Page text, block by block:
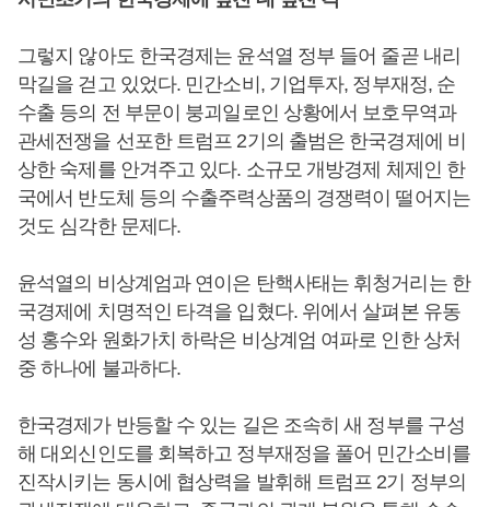
그렇지 않아도 한국경제는 윤석열 정부 들어 줄곧 내리
막길을 걷고 있었다. 민간소비, 기업투자, 정부재정, 순
수출 등의 전 부문이 붕괴일로인 상황에서 보호무역과
관세전쟁을 선포한 트럼프 2기의 출범은 한국경제에 비
상한 숙제를 안겨주고 있다. 소규모 개방경제 체제인 한
국에서 반도체 등의 수출주력상품의 경쟁력이 떨어지는
것도 심각한 문제다.
윤석열의 비상계엄과 연이은 탄핵사태는 휘청거리는 한
국경제에 치명적인 타격을 입혔다. 위에서 살펴본 유동
성 홍수와 원화가치 하락은 비상계엄 여파로 인한 상처
중 하나에 불과하다.
한국경제가 반등할 수 있는 길은 조속히 새 정부를 구성
해 대외신인도를 회복하고 정부재정을 풀어 민간소비를
진작시키는 동시에 협상력을 발휘해 트럼프 2기 정부의